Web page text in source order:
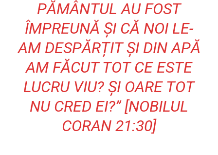
PĂMÂNTUL AU FOST
ÎMPREUNĂ ȘI CĂ NOI LE-
AM DESPĂRȚIT ȘI DIN APĂ
AM FĂCUT TOT CE ESTE
LUCRU VIU? ȘI OARE TOT
NU CRED EI?” [NOBILUL
CORAN 21:30]